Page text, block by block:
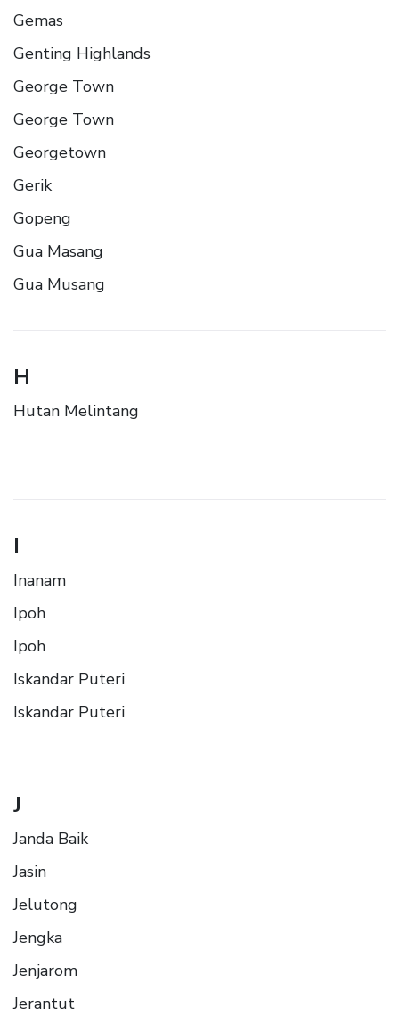
Gemas
Genting Highlands
George Town
George Town
Georgetown
Gerik
Gopeng
Gua Masang
Gua Musang
H
Hutan Melintang
I
Inanam
Ipoh
Ipoh
Iskandar Puteri
Iskandar Puteri
J
Janda Baik
Jasin
Jelutong
Jengka
Jenjarom
Jerantut